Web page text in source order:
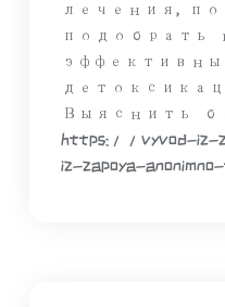
лечения,
подобрать
Выяснить
https://vyvod-iz-
iz-zapoya-